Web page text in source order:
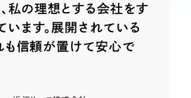
仕組み」と「ノウハウ」
提供します
支援
私の理想とする会社をす
ます。展開されている
も信頼が置けて安心で